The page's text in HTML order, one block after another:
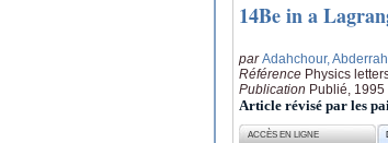
14Be in a
parAdahchour,
Référence Physics
Publication Publié, 1995
Article révisé par les
ACCÈS EN LIGNE